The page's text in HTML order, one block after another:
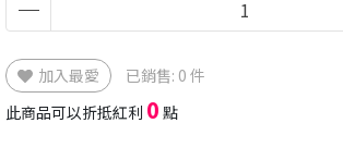
加入最愛
已銷售: 0 件
此商品可以折抵紅利 0 點